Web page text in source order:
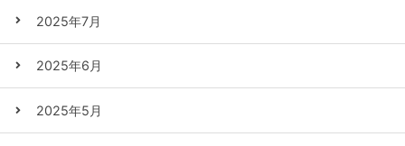
2025年7月
2025年6月
2025年5月